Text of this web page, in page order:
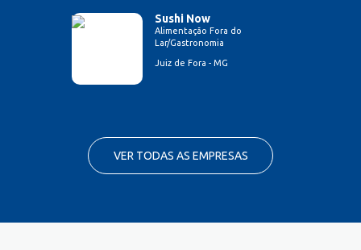
Sushi Now
Alimentação Fora do
Lar/Gastronomia
Juiz de Fora - MG
VER TODAS AS EMPRESAS